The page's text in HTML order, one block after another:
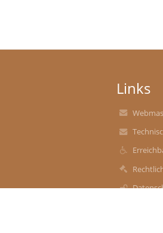
Links